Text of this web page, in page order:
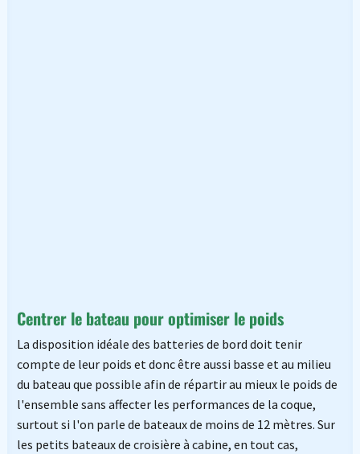
Centrer le bateau pour optimiser le poids
La disposition idéale des batteries de bord doit tenir
compte de leur poids et donc être aussi basse et au milieu
du bateau que possible afin de répartir au mieux le poids de
l'ensemble sans affecter les performances de la coque,
surtout si l'on parle de bateaux de moins de 12 mètres. Sur
les petits bateaux de croisière à cabine, en tout cas,